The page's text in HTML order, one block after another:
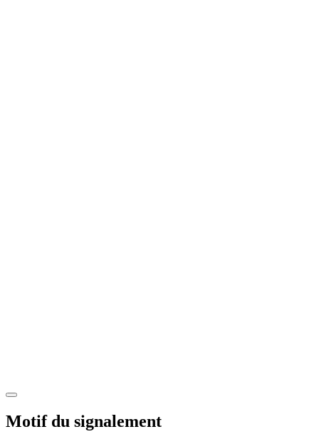
Motif du signalement